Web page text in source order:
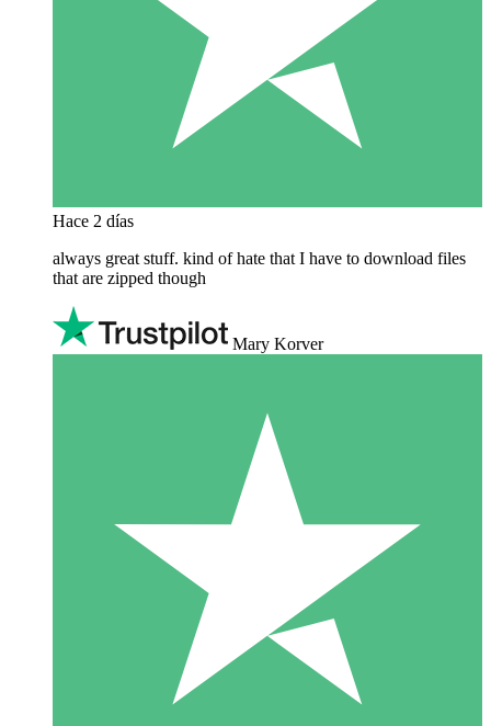
Hace 2 días
always great stuff. kind of hate that I have to download files
that are zipped though
Mary Korver